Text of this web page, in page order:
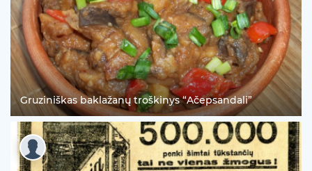
Gruziniškas baklažanų troškinys “Ačepsandali”